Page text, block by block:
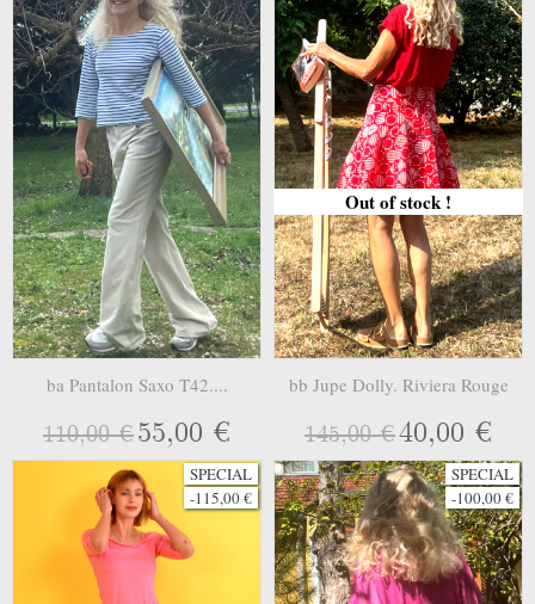
ba Pantalon Saxo T42....
110,00 €55,00 €
Out of stock !
bb Jupe Dolly. Riviera Rouge
145,00 €40,00 €
SPECIAL
-115,00 €
SPECIAL
-100,00 €